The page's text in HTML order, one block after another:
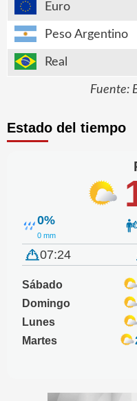
Euro
Peso Argentino
Real
Fuente:
Estado del tiempo
0%
0 mm
07:24
Sábado
Domingo
Lunes
Martes